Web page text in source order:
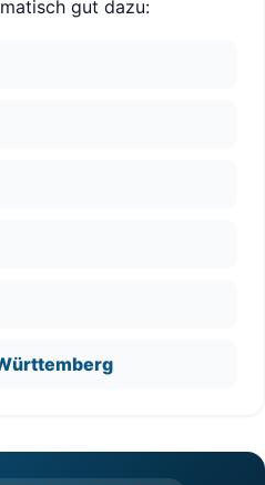
gut dazu: